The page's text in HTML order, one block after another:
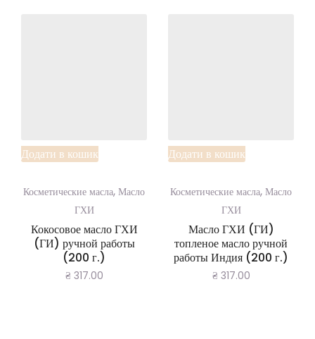
Додати в кошик
Косметические масла, Масло
ГХИ
Кокосовое масло ГХИ
(ГИ) ручной работы
(200 г.)
₴ 317.00
Додати в кошик
Косметические масла, Масло
ГХИ
Масло ГХИ (ГИ)
топленое масло ручной
работы Индия (200 г.)
₴ 317.00